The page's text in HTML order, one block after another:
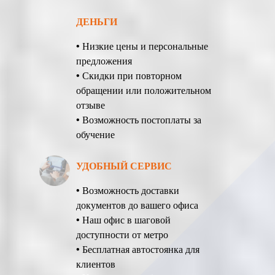
ДЕНЬГИ
• Низкие цены и персональные
предложения
• Скидки при повторном
обращении или положительном
отзыве
• Возможность постоплаты за
обучение
• Возможность доставки
документов до вашего офиса
• Наш офис в шаговой
доступности от метро
• Бесплатная автостоянка для
клиентов
УДОБНЫЙ СЕРВИС